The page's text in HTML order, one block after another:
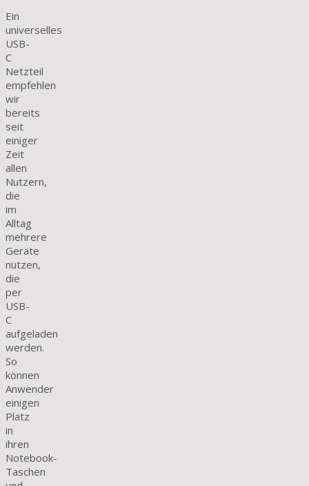
Ein
universelles
USB-
C
Netzteil
empfehlen
wir
bereits
seit
einiger
Zeit
allen
Nutzern,
die
im
Alltag
mehrere
Geräte
nutzen,
die
per
USB-
C
aufgeladen
werden.
So
können
Anwender
einigen
Platz
in
ihren
Notebook-
Taschen